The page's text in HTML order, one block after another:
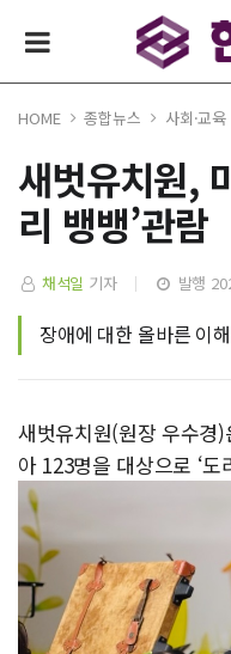
HOME 종합뉴스 사회·교육
새벗유치원,
리 뱅뱅’관람
채석일 기자 발행
장애에 대한 올바른 이
새벗유치원(원장 우수경
아 123명을 대상으로 ‘